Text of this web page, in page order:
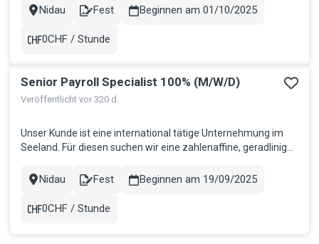
Personaladministration von Ein- bis Austritt Beratung und
allen HR-relevanten Themen Re...
Stadt
Nidau
Contract
Fest Beginnen am 01/10/2025
Gehalt
0CHF / Stunde
Senior Payroll Specialist 100% (M/W/D)
Veröffentlicht vor 320 d.
Unser Kunde ist eine international tätige Unternehmung im
Seeland. Für diesen suchen wir eine zahlenaffine, geradlinige
verantworten das gesamte Lohnwesen einer Unternehmung
erledigten sämtliche l...
Stadt
Nidau
Contract
Fest Beginnen am 19/09/2025
Gehalt
0CHF / Stunde